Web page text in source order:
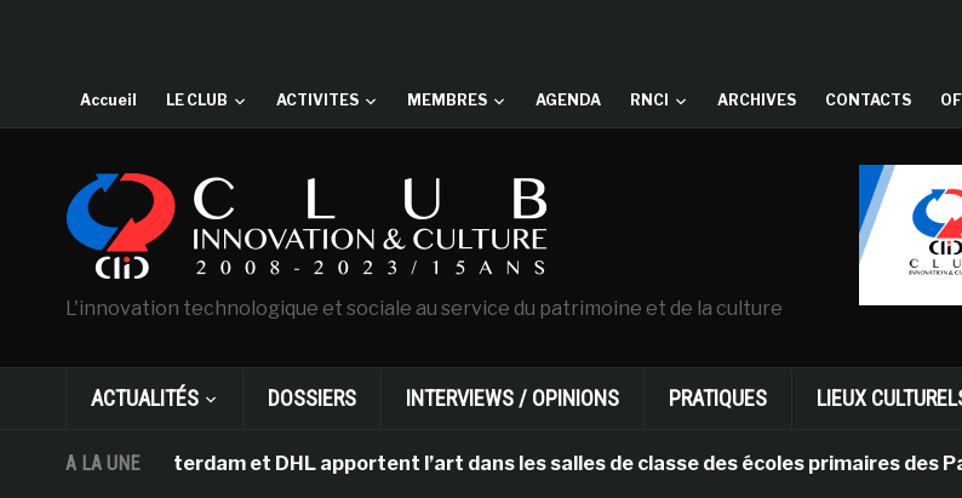
Accueil LE CLUB ACTIVITES MEMBRES AGENDA RNCI ARCHIVES CONTACTS
L'innovation technologique et sociale au service du patrimoine et de la culture
ACTUALITÉS DOSSIERS INTERVIEWS / OPINIONS PRATIQUES LIEUX
A LA UNE
d’Amsterdam et DHL apportent l’art dans les salles de classe des écoles primaires des Pays-